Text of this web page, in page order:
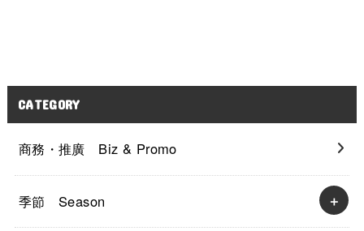
CATEGORY
商務・推廣 Biz & Promo
季節 Season